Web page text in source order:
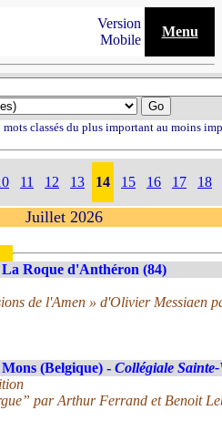
Version
Mobile
Menu
classés du plus important au moins
11 12 13 14 15 16 17 18
Juillet 2026
La Roque d'Anthéron (84)
de l'Amen » d'Olivier Messiaen
Mons (Belgique) - Collégiale
par Arthur Ferrand et Benoit